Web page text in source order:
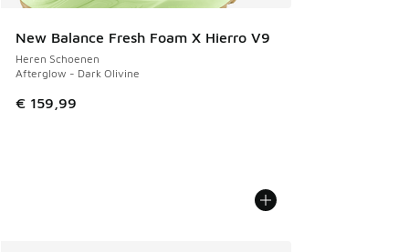
New Balance Fresh Foam X Hierro V9
Heren Schoenen
Afterglow - Dark Olivine
€ 159,99